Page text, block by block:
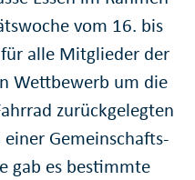
vom 16. bis
alle Mitglieder der
Wettbewerb um die
zurückgelegten
Gemeinschafts-
gab es bestimmte